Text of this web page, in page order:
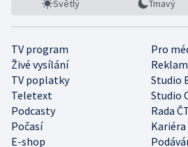
Světlý Tmavý
TV program
Pro
Živé vysílání
TV poplatky
Studio
Teletext
Studio
Podcasty
Rada
Počasí
Kariéra
E-shop